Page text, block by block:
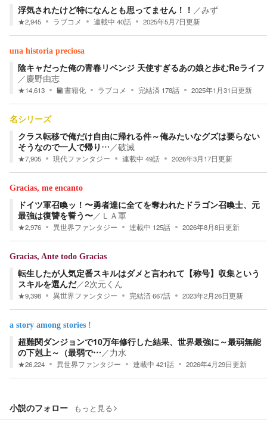
浮気されたけど特になんとも思ってません！！ ／みず
★2,945 ラブコメ 連載中 40話 2025年5月7日更新
una historia preciosa
陰キャだった俺の青春リベンジ 天使すぎるあの娘と歩むReライフ
／慶野由志
★14,613 書籍化 ラブコメ 完結済 178話 2025年1月31日更新
名シリーズ
クラス転移で俺だけ自由に帰れる件～俺みたいなグズは要らない
そうなので一人で帰り…／破滅
★7,905 現代ファンタジー 連載中 49話 2026年3月17日更新
Gracias, me encanto
ドイツ軍召喚ッ！〜勇者達に全てを奪われたドラゴン召喚士、元
最強は復讐を誓う〜／ ＬＡ軍
★2,976 異世界ファンタジー 連載中 125話 2026年8月8日更新
Gracias, Ante todo Gracias
転生したが人気定番スキルはダメと言われて【称号】収集という
スキルを選んだ／2次元くん
★9,398 異世界ファンタジー 完結済667話 2023年2月26日更新
a story among stories !
超難関ダンジョンで10万年修行した結果、世界最強に～最弱無能
の下剋上～（最弱で…／力水
★26,224 異世界ファンタジー 連載中 421話 2026年4月29日更新
小説のフォロー もっと見る